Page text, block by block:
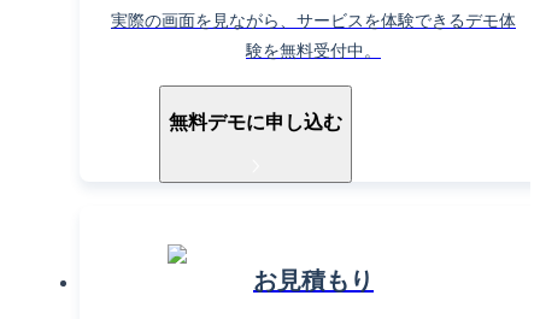
実際の画面を見ながら、サービスを体験できるデモ体
験を無料受付中。
無料デモに申し込む
お見積もり